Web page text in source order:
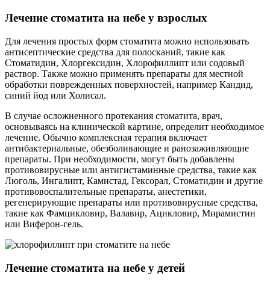
Лечение стоматита на небе у взрослых
Для лечения простых форм стоматита можно использовать
антисептические средства для полосканий, такие как
Стоматидин, Хлоргексидин, Хлорофиллипт или содовый
раствор. Также можно применять препараты для местной
обработки поврежденных поверхностей, например Кандид,
синий йод или Холисал.
В случае осложненного протекания стоматита, врач,
основываясь на клинической картине, определит необходимое
лечение. Обычно комплексная терапия включает
антибактериальные, обезболивающие и ранозаживляющие
препараты. При необходимости, могут быть добавлены
противовирусные или антигистаминные средства, такие как
Люголь, Ингалипт, Камистад, Гексорал, Стоматидин и другие
противовоспалительные препараты, анестетики,
регенерирующие препараты или противовирусные средства,
такие как Фамцикловир, Валавир, Ацикловир, Мирамистин
или Виферон-гель.
Лечение стоматита на небе у детей